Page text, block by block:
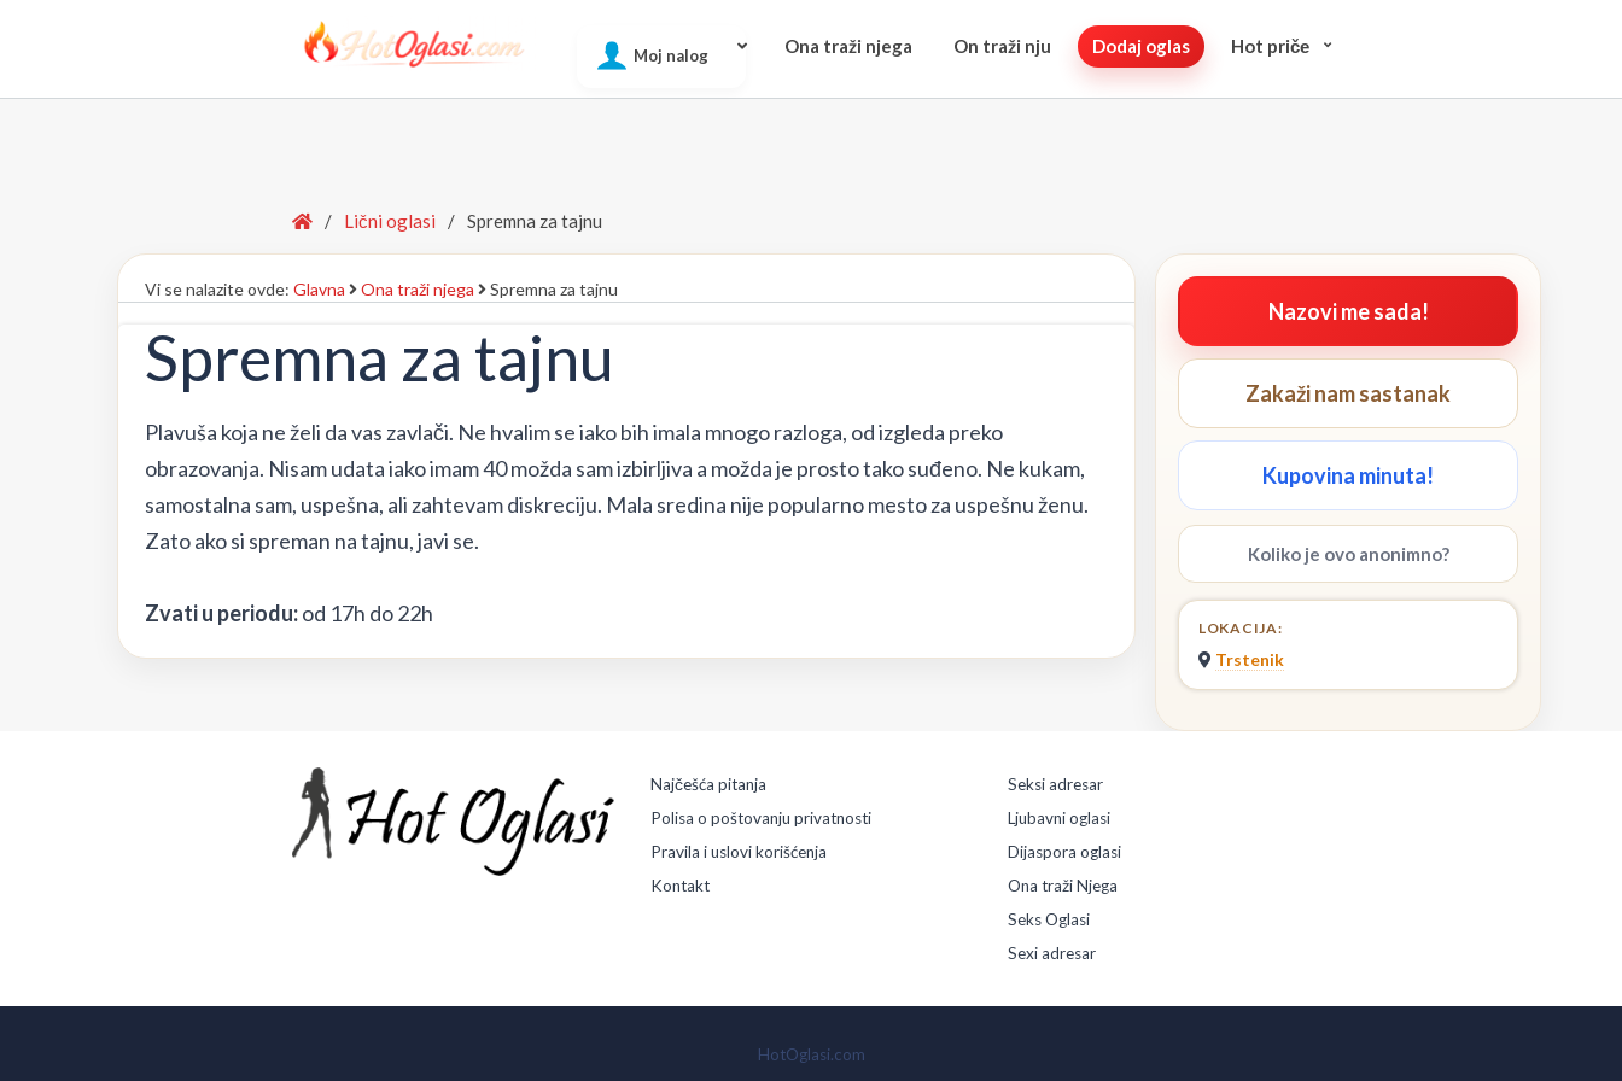
Moj nalog Ona traži njega On traži nju Dodaj oglas Hot pričе
Home
/ Lični oglasi / Spremna za tajnu
Vi se nalazite ovde: Glavna Ona traži njega Spremna za tajnu
Spremna za tajnu
Plavuša koja ne želi da vas zavlači. Ne hvalim se iako bih imala mnogo razloga, od izgleda preko
obrazovanja. Nisam udata iako imam 40 možda sam izbirljiva a možda je prosto tako suđeno. Ne kukam,
samostalna sam, uspešna, ali zahtevam diskreciju. Mala sredina nije popularno mesto za uspešnu ženu.
Zato ako si spreman na tajnu, javi se.
Zvati u periodu:od 17h do 22h
Nazovi me sada!
Zakaži nam sastanak
Kupovina minuta!
Koliko je ovo anonimno?
LOKACIJA:
Trstenik
Najčešća pitanja
Polisa o poštovanju privatnosti
Pravila i uslovi korišćenja
Kontakt
Seksi adresar
Ljubavni oglasi
Dijaspora oglasi
Ona traži Njega
Seks Oglasi
Sexi adresar
HotOglasi.com